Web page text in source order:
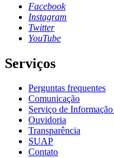
Facebook
Instagram
Twitter
YouTube
Serviços
Perguntas frequentes
Comunicação
Serviço de
Ouvidoria
Transparência
SUAP
Contato